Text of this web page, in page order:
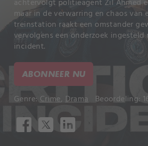
achtervolgt politieagent Zil Ahmed
maar in de verwarring en chaos van
treinstation raakt een omstander
vervolgens een onderzoek
incident.
ABONNEER NU
Genre: Crime, Drama Beoordeling: